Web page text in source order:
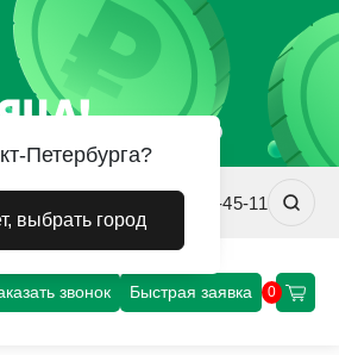
steel.ru +7 (812) 458-45-11
звонок Быстрая заявка 0
Петербурга?
выбрать город